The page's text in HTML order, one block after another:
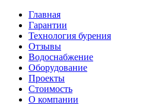
Главная
Гарантии
Технология бурения
Отзывы
Водоснабжение
Оборудование
Проекты
Стоимость
О компании